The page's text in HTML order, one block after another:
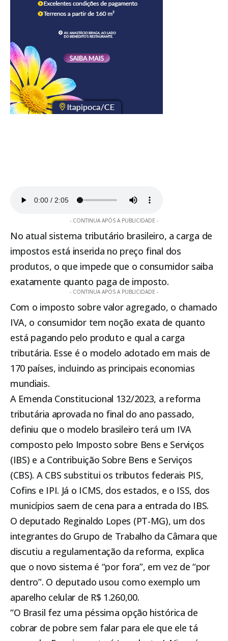
- CONTINUA APÓS A PUBLICIDADE -
No atual sistema tributário brasileiro, a carga de
impostos está inserida no preço final dos
produtos, o que impede que o consumidor saiba
exatamente quanto paga de imposto.
- CONTINUA APÓS A PUBLICIDADE -
Com o imposto sobre valor agregado, o chamado
IVA, o consumidor tem noção exata de quanto
está pagando pelo produto e qual a carga
tributária. Esse é o modelo adotado em mais de
170 países, incluindo as principais economias
mundiais.
A Emenda Constitucional 132/2023, a reforma
tributária aprovada no final do ano passado,
definiu que o modelo brasileiro terá um IVA
composto pelo Imposto sobre Bens e Serviços
(IBS) e a Contribuição Sobre Bens e Serviços
(CBS). A CBS substitui os tributos federais PIS,
Cofins e IPI. Já o ICMS, dos estados, e o ISS, dos
municípios saem de cena para a entrada do IBS.
O deputado Reginaldo Lopes (PT-MG), um dos
integrantes do Grupo de Trabalho da Câmara que
discutiu a regulamentação da reforma, explica
que o novo sistema é “por fora”, em vez de “por
dentro”. O deputado usou como exemplo um
aparelho celular de R$ 1.260,00.
“O Brasil fez uma péssima opção histórica de
cobrar de pobre sem falar para ele que ele tá